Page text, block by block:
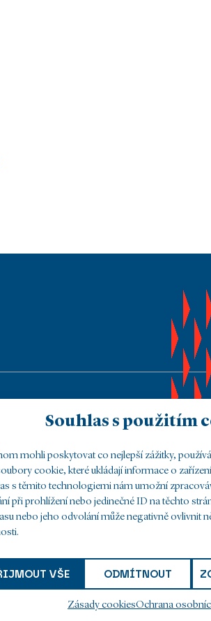
Souhlas s použitím
mohli poskytovat co nejlepší zážitky,
cookie, které ukládají informace o
s těmito technologiemi nám umožní
při prohlížení nebo jedinečné ID na těchto
nebo jeho odvolání může negativně ovlivnit
VŠE ODMÍTNOUT
Zásady cookiesOchrana